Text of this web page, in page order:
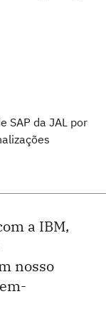
SAP da JAL por
a IBM,
nosso